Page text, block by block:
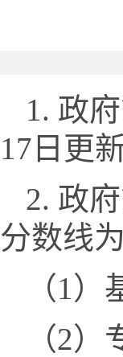
1. 政
17日更
2. 政
分数线为
（1
（2